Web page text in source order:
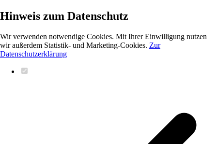
Hinweis zum Datenschutz
Wir verwenden notwendige Cookies. Mit Ihrer Einwilligung nutzen
wir außerdem Statistik- und Marketing-Cookies. Zur
Datenschutzerklärung